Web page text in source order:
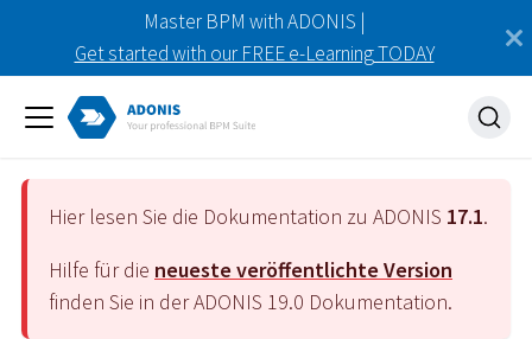
Master BPM with ADONIS |
Get started with our FREE e-Learning TODAY
Hier lesen Sie die Dokumentation zu ADONIS 17.1.
Hilfe für die neueste veröffentlichte Version
finden Sie in der ADONIS 19.0 Dokumentation.